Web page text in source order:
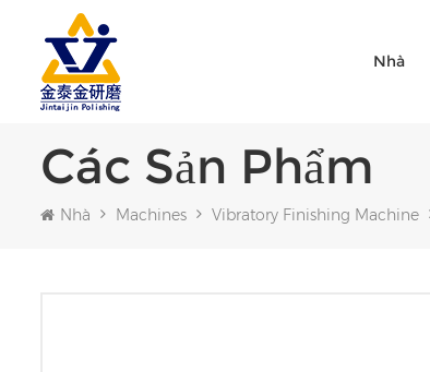
Nhà
Các Sản Phẩm
Nhà Machines Vibratory Finishing Machine